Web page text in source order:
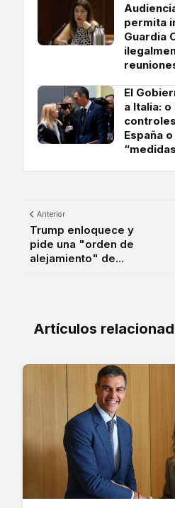
permita
Guardia
El
a Italia:
España
Anterior
Trump enloquece y
pide una "orden de
alejamiento" de...
Artículos